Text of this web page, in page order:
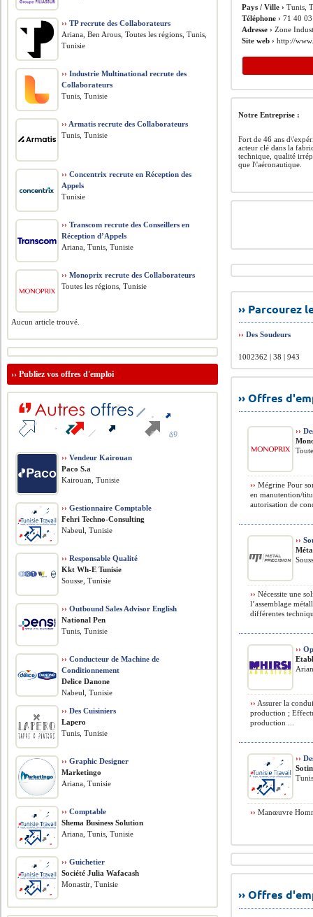
Pays / Ville › Tunis,
Téléphone › 71 40
Adresse › Zone
Site web › http://
Notre Entreprise :
Fort de 46 ans
acteur clé dans la
technique, qualité
que l\'aéronautique.
››
››Des Soudeurs
1002362 | 38 | 943
›› Offres
››
›› Mégrine Pour
en manutention/
autorisation de
››
›› Nécessite une
l’assemblage
différentes
››
›› Assurer la
production ;
production ...
››
›› Manœuvre
›› Offres
›› TP recrute des Collaborateurs
Ariana, Ben Arous, Toutes les régions, Tunis,
Tunisie
›› Industrie Multinational recrute des
Collaborateurs
Tunis, Tunisie
›› Armatis recrute des Collaborateurs
Tunis, Tunisie
›› Concentrix recrute en Réception des
Appels
Tunisie
›› Transcom recrute des Conseillers en
Réception d’Appels
Ariana, Tunis, Tunisie
›› Monoprix recrute des Collaborateurs
Toutes les régions, Tunisie
Aucun article trouvé.
››Publiez vos offres d'emploi
›› Vendeur Kairouan
Paco S.a
Kairouan, Tunisie
›› Gestionnaire Comptable
Fehri Techno-Consulting
Nabeul, Tunisie
›› Responsable Qualité
Kkt Wh-E Tunisie
Sousse, Tunisie
›› Outbound Sales Advisor English
National Pen
Tunis, Tunisie
›› Conducteur de Machine de
Conditionnement
Delice Danone
Nabeul, Tunisie
›› Des Cuisiniers
Lapero
Tunis, Tunisie
›› Graphic Designer
Marketingo
Ariana, Tunisie
›› Comptable
Shema Business Solution
Ariana, Tunis, Tunisie
›› Guichetier
Société Julia Wafacash
Monastir, Tunisie